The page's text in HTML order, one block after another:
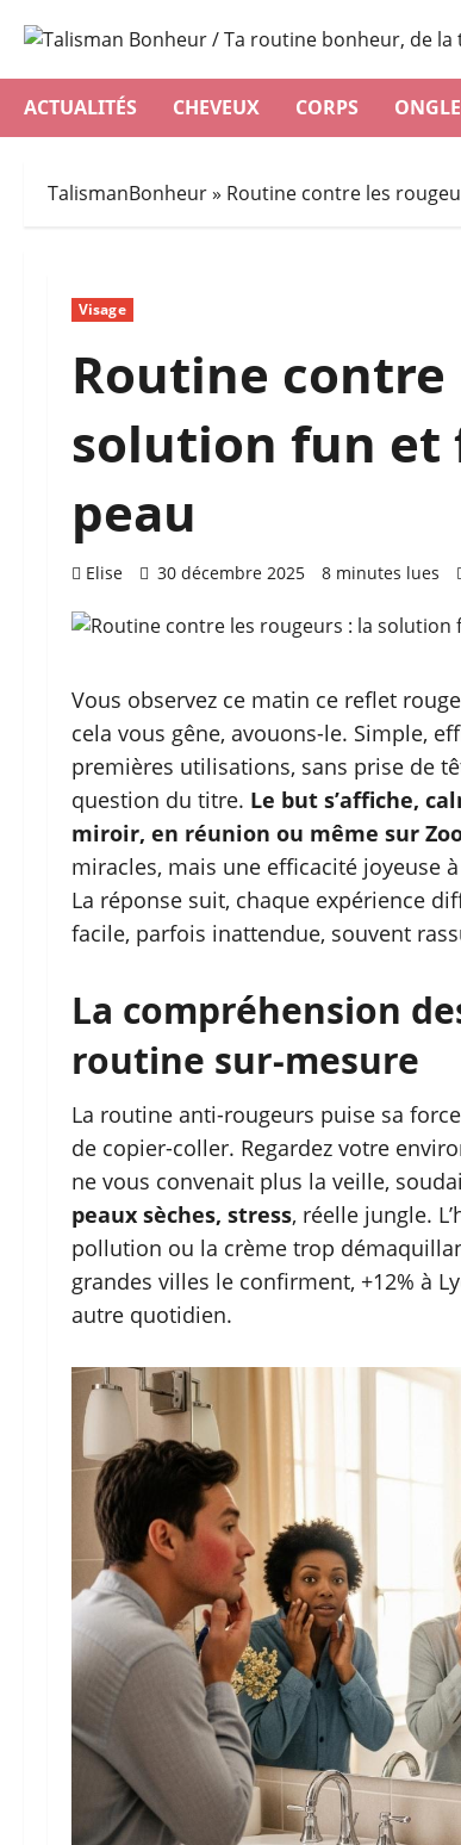
contenu
ACTUALITÉS
CHEVEUX CORPS
TalismanBonheur» Routine contre les
Visage
Routine
solution fun et
peau
Elise 30 décembre 2025 8 minutes lues
Vous observez ce matin ce reflet
cela vous gêne, avouons-le. Simple,
premières utilisations, sans prise de
question du titre. Le but s’affiche,
miroir, en réunion ou même sur
miracles, mais une efficacité joyeuse
La réponse suit, chaque expérience
facile, parfois inattendue, souvent
La compréhension
routine sur-mesure
La routine anti-rougeurs puise sa
de copier-coller. Regardez votre
ne vous convenait plus la veille,
peaux sèches, stress, réelle jungle.
pollution ou la crème trop
grandes villes le confirment, +12% à
autre quotidien.